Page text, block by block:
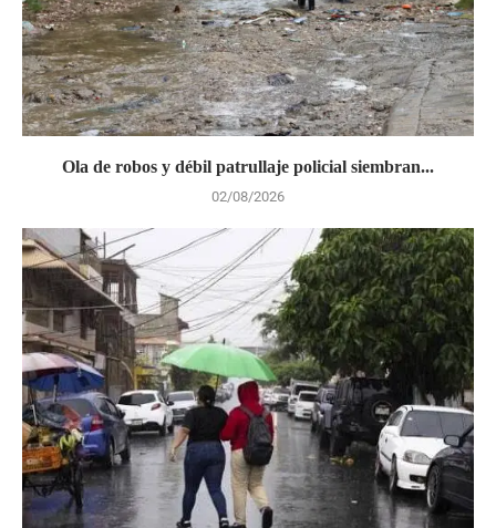
Ola de robos y débil patrullaje policial siembran...
02/08/2026